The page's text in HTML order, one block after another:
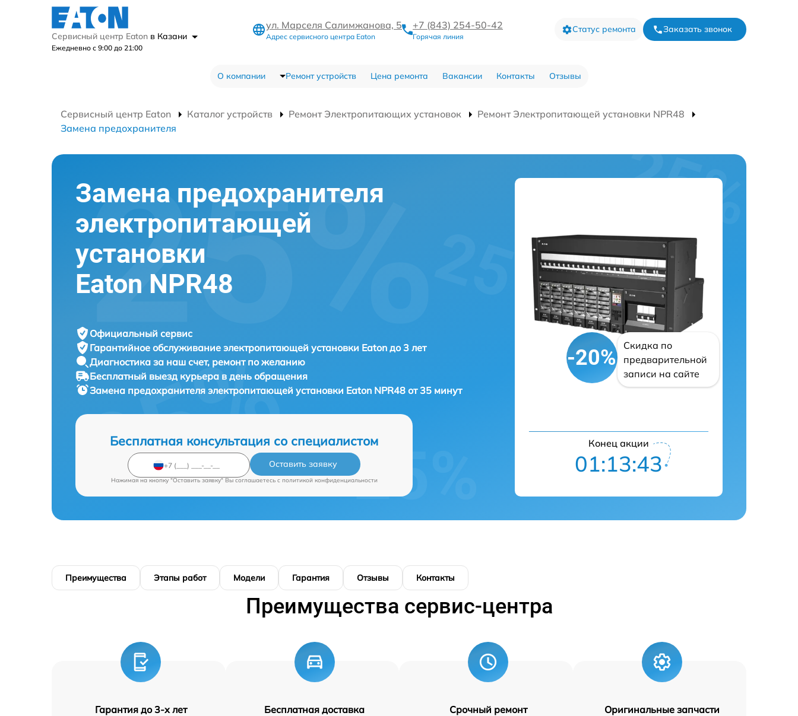
Сервисный центр Eaton в Казани
Ежедневно с 9:00 до 21:00
ул. Марселя Салимжанова, 5
Адрес сервисного центра Eaton
+7 (843) 254-50-42
Горячая линия
Статус ремонта Заказать звонок
О компании Ремонт устройств Цена ремонта Вакансии Контакты Отзывы
Сервисный центр Eaton Каталог устройств Ремонт Электропитающих установок
Ремонт Электропитающей установки NPR48
Замена предохранителя
Замена предохранителя
электропитающей
установки
Eaton NPR48
Официальный сервис
Гарантийное обслуживание электропитающей установки Eaton до 3 лет
Диагностика за наш счет, ремонт по желанию
Бесплатный выезд курьера в день обращения
Замена предохранителя электропитающей установки Eaton NPR48 от 35 минут
Бесплатная консультация со специалистом
Оставить заявку
Нажимая на кнопку "Оставить заявку" Вы соглашаетесь c политикой конфиденциальности
-20%
Скидка по
предварительной
записи на сайте
Конец акции
01:13:42
Преимущества Этапы работ Модели Гарантия Отзывы Контакты
Преимущества сервис-центра
Гарантия до 3-х лет Бесплатная доставка Срочный ремонт Оригинальные запчасти